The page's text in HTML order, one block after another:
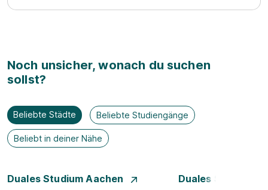
Noch unsicher, wonach du suchen
sollst?
Beliebte Städte Beliebte Studiengänge
Beliebt in deiner Nähe
Duales Studium Aachen
Duales Studium